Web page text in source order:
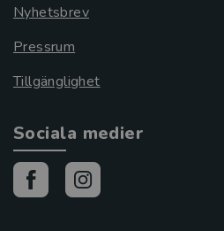
Nyhetsbrev
Pressrum
Tillgänglighet
Sociala medier